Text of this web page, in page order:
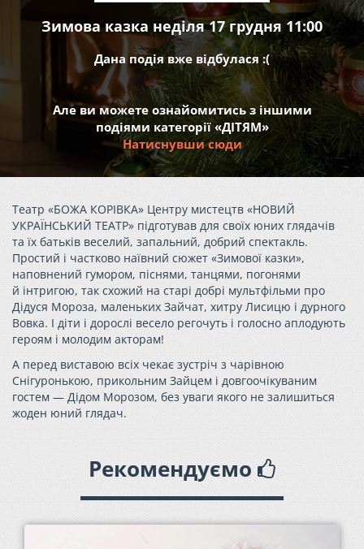
Зимова казка неділя 17 грудня 11:00
Дана подія вже відбулася :(
Але ви можете ознайомитись з іншими
подіями категорії «ДІТЯМ»
Натиснувши сюди
Театр «БОЖА КОРІВКА» Центру мистецтв «НОВИЙ
УКРАЇНСЬКИЙ ТЕАТР» підготував для своїх юних глядачів
та їх батьків веселий, запальний, добрий спектакль.
Простий і частково наївний сюжет «Зимової казки»,
наповнений гумором, піснями, танцями, погонями
й інтригою, так схожий на старі добрі мультфільми про
Дідуся Мороза, маленьких Зайчат, хитру Лисицю і дурного
Вовка. І діти і дорослі весело регочуть і голосно аплодують
героям і молодим акторам!
А перед виставою всіх чекає зустріч з чарівною
Снігуронькою, прикольним Зайцем і довгоочікуваним
гостем — Дідом Морозом, без уваги якого не залишиться
жоден юний глядач.
Рекомендуємо